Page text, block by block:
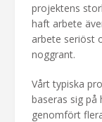
projektens
haft arbete
arbete seriöst
noggrant.
Vårt typiska
baseras sig på
genomfört